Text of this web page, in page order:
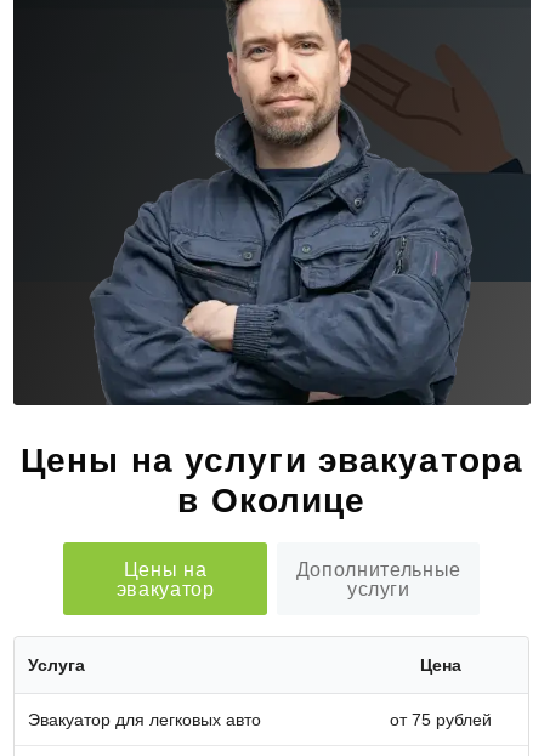
Цены на услуги эвакуатора
в Околице
Цены на
эвакуатор
Дополнительные
услуги
Услуга Цена
Эвакуатор для легковых авто от 75 рублей